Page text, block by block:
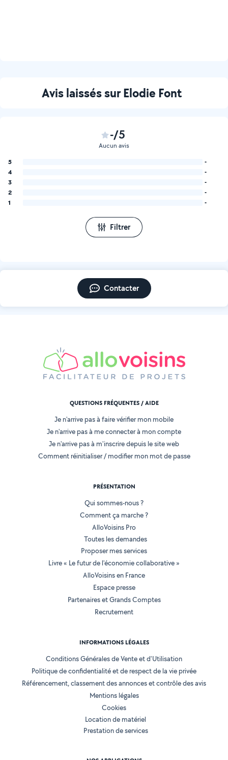
Avis laissés sur Elodie Font
-/5
Aucun avis
5
-
4
-
3
-
2
-
1
-
Filtrer
Contacter
QUESTIONS FRÉQUENTES / AIDE
Je n'arrive pas à faire vérifier mon mobile
Je n'arrive pas à me connecter à mon compte
Je n'arrive pas à m'inscrire depuis le site web
Comment réinitialiser / modifier mon mot de passe
PRÉSENTATION
Qui sommes-nous ?
Comment ça marche ?
AlloVoisins Pro
Toutes les demandes
Proposer mes services
Livre « Le futur de l'économie collaborative »
AlloVoisins en France
Espace presse
Partenaires et Grands Comptes
Recrutement
INFORMATIONS LÉGALES
Conditions Générales de Vente et d'Utilisation
Politique de confidentialité et de respect de la vie privée
Référencement, classement des annonces et contrôle des avis
Mentions légales
Cookies
Location de matériel
Prestation de services